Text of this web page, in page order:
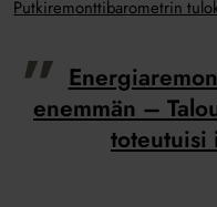
Putkiremonttibarometrin
enemmän –
toteutuisi